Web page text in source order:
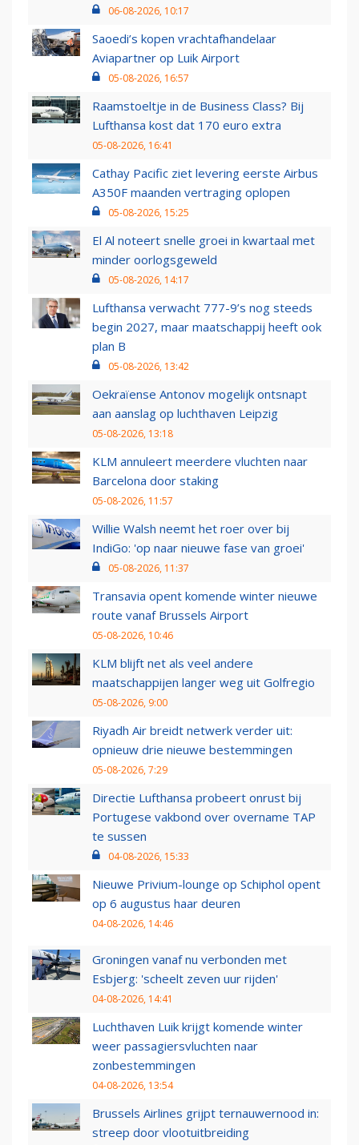
06-08-2026, 10:17
Saoedi’s kopen vrachtafhandelaar
Aviapartner op Luik Airport
05-08-2026, 16:57
Raamstoeltje in de Business Class? Bij
Lufthansa kost dat 170 euro extra
05-08-2026, 16:41
Cathay Pacific ziet levering eerste Airbus
A350F maanden vertraging oplopen
05-08-2026, 15:25
El Al noteert snelle groei in kwartaal met
minder oorlogsgeweld
05-08-2026, 14:17
Lufthansa verwacht 777-9’s nog steeds
begin 2027, maar maatschappij heeft ook
plan B
05-08-2026, 13:42
Oekraïense Antonov mogelijk ontsnapt
aan aanslag op luchthaven Leipzig
05-08-2026, 13:18
KLM annuleert meerdere vluchten naar
Barcelona door staking
05-08-2026, 11:57
Willie Walsh neemt het roer over bij
IndiGo: 'op naar nieuwe fase van groei'
05-08-2026, 11:37
Transavia opent komende winter nieuwe
route vanaf Brussels Airport
05-08-2026, 10:46
KLM blijft net als veel andere
maatschappijen langer weg uit Golfregio
05-08-2026, 9:00
Riyadh Air breidt netwerk verder uit:
opnieuw drie nieuwe bestemmingen
05-08-2026, 7:29
Directie Lufthansa probeert onrust bij
Portugese vakbond over overname TAP
te sussen
04-08-2026, 15:33
Nieuwe Privium-lounge op Schiphol opent
op 6 augustus haar deuren
04-08-2026, 14:46
Groningen vanaf nu verbonden met
Esbjerg: 'scheelt zeven uur rijden'
04-08-2026, 14:41
Luchthaven Luik krijgt komende winter
weer passagiersvluchten naar
zonbestemmingen
04-08-2026, 13:54
Brussels Airlines grijpt ternauwernood in:
streep door vlootuitbreiding